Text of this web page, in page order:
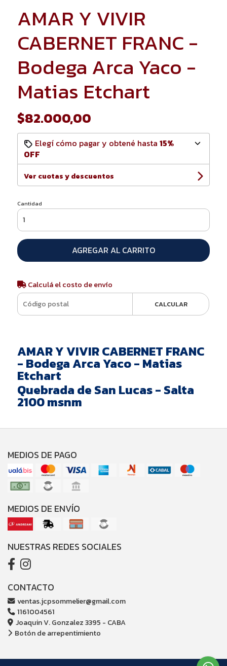
AMAR Y VIVIR
CABERNET FRANC -
Bodega Arca Yaco -
Matias Etchart
$82.000,00
Elegí cómo pagar y obtené hasta 15%
OFF
Ver cuotas y descuentos
Cantidad
AGREGAR AL CARRITO
Calculá el costo de envío
CALCULAR
AMAR Y VIVIR CABERNET FRANC
- Bodega Arca Yaco - Matias
Etchart
Quebrada de San Lucas - Salta
2100 msnm
MEDIOS DE PAGO
MEDIOS DE ENVÍO
NUESTRAS REDES SOCIALES
CONTACTO
ventas.jcpsommelier@gmail.com
1161004561
Joaquin V. Gonzalez 3395 - CABA
Botón de arrepentimiento